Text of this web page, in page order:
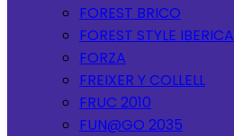
FOREST BRICO
FOREST STYLE IBERICA
FORZA
FREIXER Y COLLELL
FRUC 2010
FUN@GO 2035